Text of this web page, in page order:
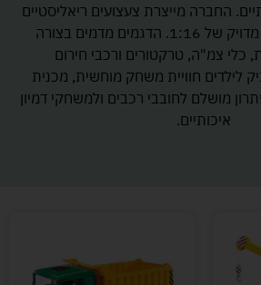
החברה מייצרת צעצועים ריאליסטיים
במיוחד בקנה מידה מדויק של 1:16. הדגמים מדמים בצורה
כלי צמ"ה, טרקטורים ורכבי חירום
לילדים חוויית משחק מוחשית, מכנית
מושלם לחובבי רכבים ולמשחקי דמיון
איכותיים.